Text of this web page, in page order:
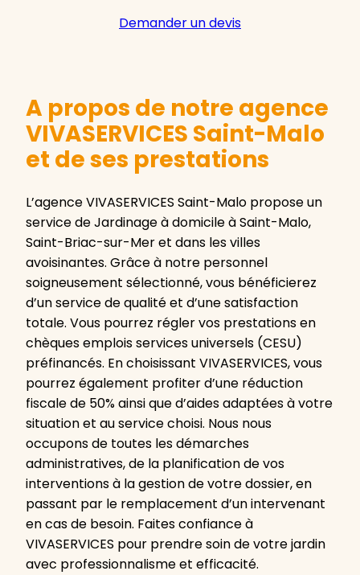
Demander un devis
A propos de notre agence
VIVASERVICES Saint-Malo
et de ses prestations
L’agence VIVASERVICES Saint-Malo propose un
service de Jardinage à domicile à Saint-Malo,
Saint-Briac-sur-Mer et dans les villes
avoisinantes. Grâce à notre personnel
soigneusement sélectionné, vous bénéficierez
d’un service de qualité et d’une satisfaction
totale. Vous pourrez régler vos prestations en
chèques emplois services universels (CESU)
préfinancés. En choisissant VIVASERVICES, vous
pourrez également profiter d’une réduction
fiscale de 50% ainsi que d’aides adaptées à votre
situation et au service choisi. Nous nous
occupons de toutes les démarches
administratives, de la planification de vos
interventions à la gestion de votre dossier, en
passant par le remplacement d’un intervenant
en cas de besoin. Faites confiance à
VIVASERVICES pour prendre soin de votre jardin
avec professionnalisme et efficacité.